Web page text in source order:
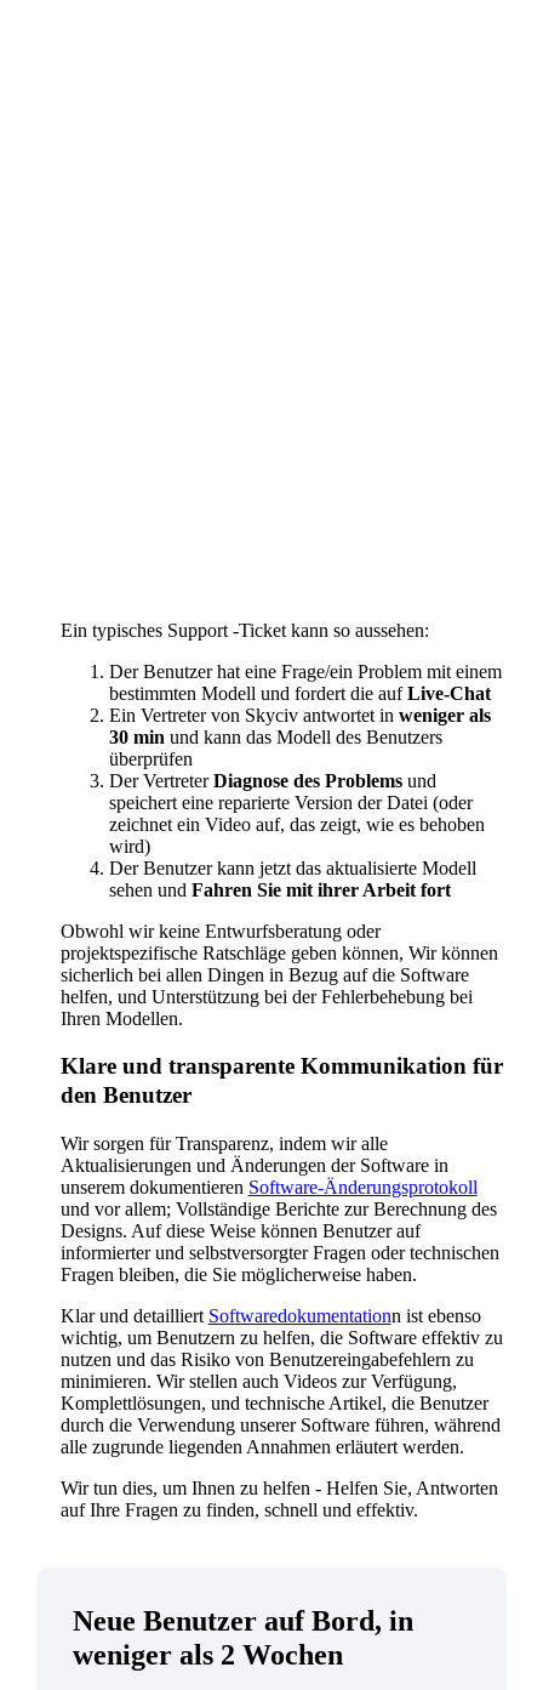
Ein typisches Support -Ticket kann so aussehen:
Der Benutzer hat eine Frage/ein Problem mit einem
bestimmten Modell und fordert die aufLive-Chat
Ein Vertreter von Skyciv antwortet in weniger als
30 min und kann das Modell des Benutzers
überprüfen
Der VertreterDiagnose des Problemsund
speichert eine reparierte Version der Datei (oder
zeichnet ein Video auf, das zeigt, wie es behoben
wird)
Der Benutzer kann jetzt das aktualisierte Modell
sehen und Fahren Sie mit ihrer Arbeit fort
Obwohl wir keine Entwurfsberatung oder
projektspezifische Ratschläge geben können, Wir können
sicherlich bei allen Dingen in Bezug auf die Software
helfen, und Unterstützung bei der Fehlerbehebung bei
Ihren Modellen.
Klare und transparente Kommunikation für
den Benutzer
Wir sorgen für Transparenz, indem wir alle
Aktualisierungen und Änderungen der Software in
unserem dokumentieren Software-Änderungsprotokoll
und vor allem; Vollständige Berichte zur Berechnung des
Designs. Auf diese Weise können Benutzer auf
informierter und selbstversorgter Fragen oder technischen
Fragen bleiben, die Sie möglicherweise haben.
Klar und detailliert Softwaredokumentationn ist ebenso
wichtig, um Benutzern zu helfen, die Software effektiv zu
nutzen und das Risiko von Benutzereingabefehlern zu
minimieren. Wir stellen auch Videos zur Verfügung,
Komplettlösungen, und technische Artikel, die Benutzer
durch die Verwendung unserer Software führen, während
alle zugrunde liegenden Annahmen erläutert werden.
Wir tun dies, um Ihnen zu helfen - Helfen Sie, Antworten
auf Ihre Fragen zu finden, schnell und effektiv.
Neue Benutzer auf Bord, in
weniger als 2 Wochen